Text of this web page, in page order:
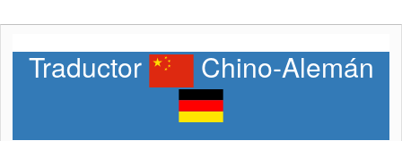
Traductor Chino-Alemán